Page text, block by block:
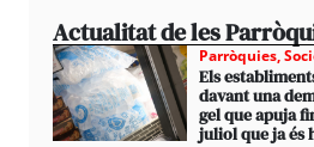
Actualitat de les
Parròquies,
Els
davant una
gel que apuja
juliol que ja és